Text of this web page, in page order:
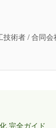
術者 / 合同会
完全ガイド